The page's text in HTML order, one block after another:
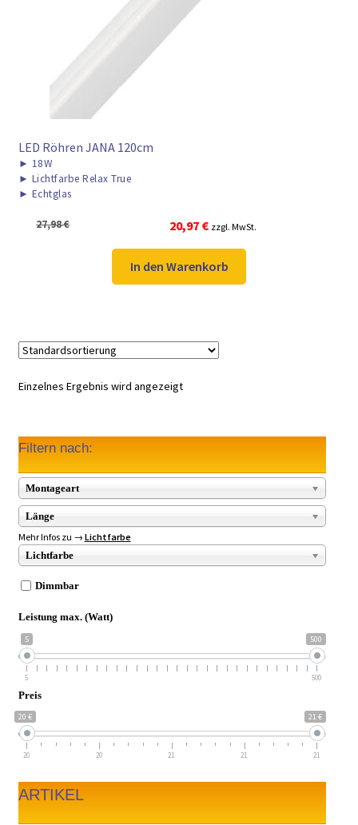
► VERSANDARTEN
LED Röhren JANA 120cm
► 18W
► Lichtfarbe Relax True
► Echtglas
27,98€
Ursprünglicher
Preis
war:
27,98 €
20,97 €Aktueller
Preis
ist:
20,97 €.
zzgl. MwSt.
In den Warenkorb
Einzelnes Ergebnis wird angezeigt
Filtern nach:
Montageart
Länge
Mehr Infos zu → Lichtfarbe
Lichtfarbe
Dimmbar
Leistung max. (Watt)
5 500
5 500
Preis
20 € 21 €
20 20 21 21 21
ARTIKEL